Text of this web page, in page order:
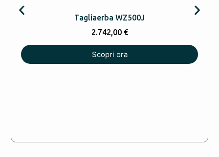
Tagliaerba WZ500J
2.742,00 €
Scopri ora